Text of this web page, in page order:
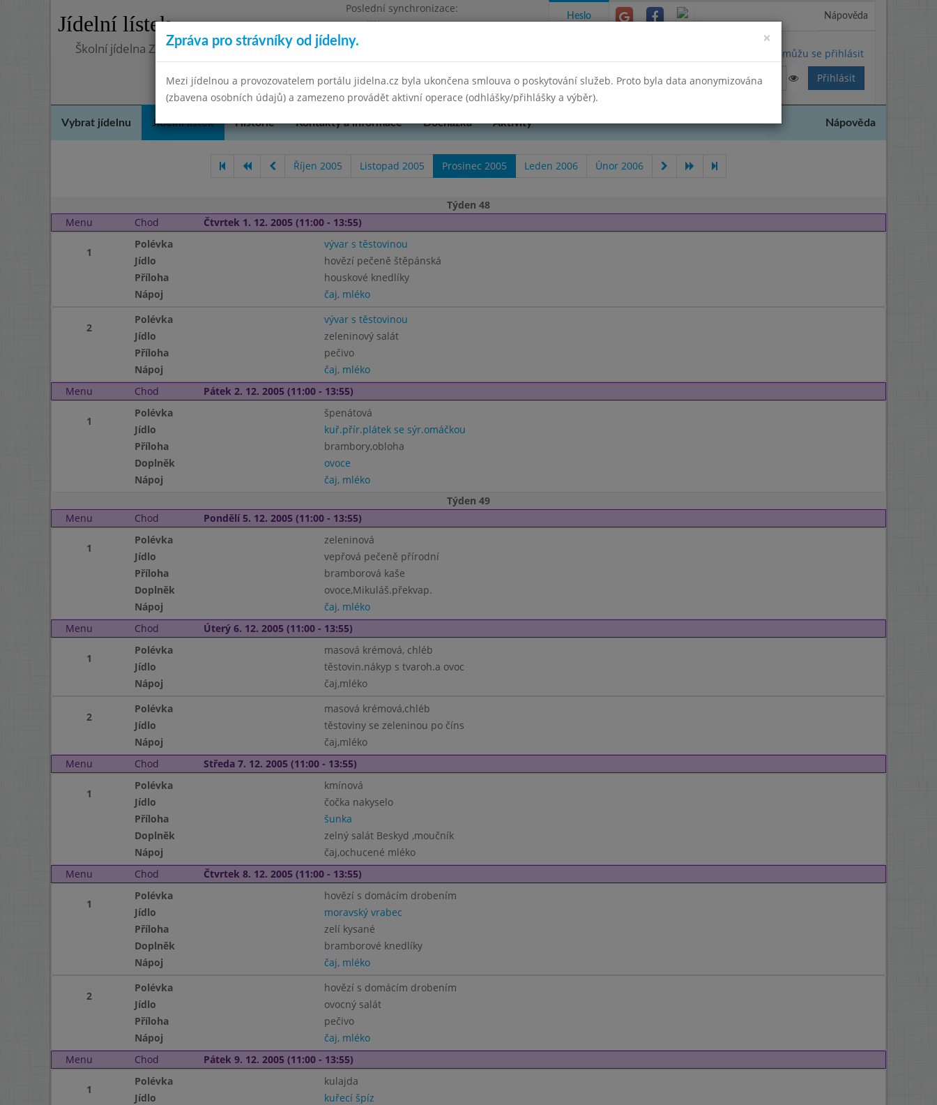
Jídelní lístek
Poslední synchronizace:
Pondělí 10.7.2023 9:59
Školní jídelna Zlatnická
Heslo Nápověda
Nemůžu se přihlásit
Vybrat jídelnu Jídelní lístek Historie Kontakty a informace Docházka Aktivity Nápověda
Říjen 2005 Listopad 2005 Prosinec 2005 Leden 2006 Únor 2006
Týden 48
Menu
Chod Čtvrtek 1. 12. 2005 (11:00 - 13:55)
1
Polévka
vývar s těstovinou
Jídlo
hovězí pečeně štěpánská
Příloha
houskové knedlíky
Nápoj
čaj, mléko
2
Polévka
vývar s těstovinou
Jídlo
zeleninový salát
Příloha
pečivo
Nápoj
čaj, mléko
Menu
Chod Pátek 2. 12. 2005 (11:00 - 13:55)
1
Polévka
špenátová
Jídlo
kuř.přír.plátek se sýr.omáčkou
Příloha
brambory,obloha
Doplněk
ovoce
Nápoj
čaj, mléko
Týden 49
Menu
Chod Pondělí 5. 12. 2005 (11:00 - 13:55)
1
Polévka
zeleninová
Jídlo
vepřová pečeně přírodní
Příloha
bramborová kaše
Doplněk
ovoce,Mikuláš.překvap.
Nápoj
čaj, mléko
Menu
Chod Úterý 6. 12. 2005 (11:00 - 13:55)
1
Polévka
masová krémová, chléb
Jídlo
těstovin.nákyp s tvaroh.a ovoc
Nápoj
čaj,mléko
2
Polévka
masová krémová,chléb
Jídlo
těstoviny se zeleninou po číns
Nápoj
čaj,mléko
Menu
Chod Středa 7. 12. 2005 (11:00 - 13:55)
1
Polévka
kmínová
Jídlo
čočka nakyselo
Příloha
šunka
Doplněk
zelný salát Beskyd ,moučník
Nápoj
čaj,ochucené mléko
Menu
Chod Čtvrtek 8. 12. 2005 (11:00 - 13:55)
1
Polévka
hovězí s domácím drobením
Jídlo
moravský vrabec
Příloha
zelí kysané
Doplněk
bramborové knedlíky
Nápoj
čaj, mléko
2
Polévka
hovězí s domácím drobením
Jídlo
ovocný salát
Příloha
pečivo
Nápoj
čaj, mléko
Menu
Chod Pátek 9. 12. 2005 (11:00 - 13:55)
1
Polévka
kulajda
Jídlo
kuřecí špíz
×
Zpráva pro strávníky od jídelny.
Mezi jídelnou a provozovatelem portálu jidelna.cz byla ukončena smlouva o poskytování služeb. Proto byla data anonymizována
(zbavena osobních údajů) a zamezeno provádět aktivní operace (odhlášky/přihlášky a výběr).